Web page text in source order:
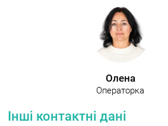
Олена
Операторка
Інші контактні дані